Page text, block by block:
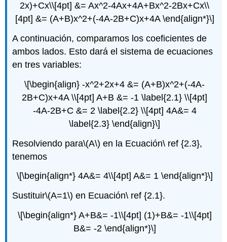
2x)+Cx\\[4pt] &= Ax^2-4Ax+4A+Bx^2-2Bx+Cx\\
[4pt] &= (A+B)x^2+(-4A-2B+C)x+4A \end{align*}\]
A continuación, comparamos los coeficientes de
ambos lados. Esto dará el sistema de ecuaciones
en tres variables:
\[\begin{align} -x^2+2x+4 &= (A+B)x^2+(-4A-
2B+C)x+4A \\[4pt] A+B &= -1 \label{2.1} \\[4pt]
-4A-2B+C &= 2 \label{2.2} \\[4pt] 4A&= 4
\label{2.3} \end{align}\]
Resolviendo para\(A\) en la Ecuación\ ref {2.3},
tenemos
\[\begin{align*} 4A&= 4\\[4pt] A&= 1 \end{align*}\]
Sustituir\(A=1\) en Ecuación\ ref {2.1}.
\[\begin{align*} A+B&= -1\\[4pt] (1)+B&= -1\\[4pt]
B&= -2 \end{align*}\]